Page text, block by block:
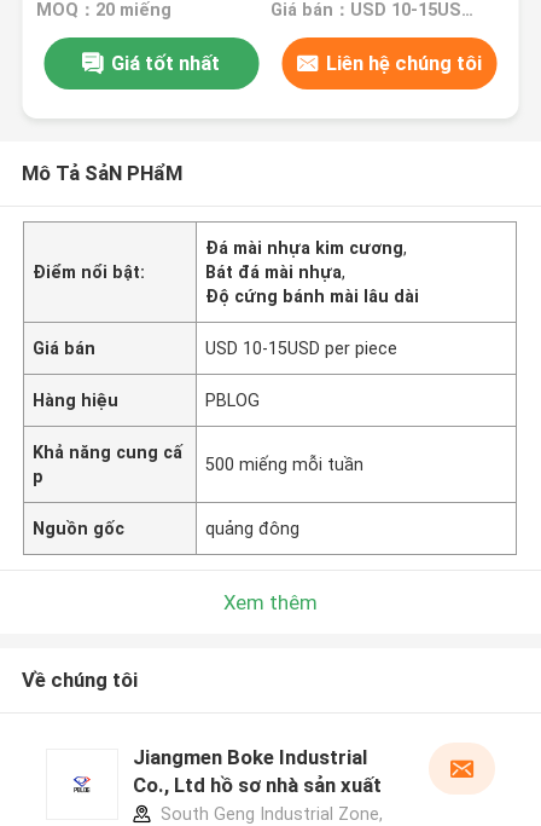
MOQ：20 miếng Giá bán：USD 10-15USD per piece
Giá tốt nhất Liên hệ chúng tôi
Mô Tả SảN PHẩM
Điểm nổi bật:
Đá mài nhựa kim cương,
Bát đá mài nhựa,
Độ cứng bánh mài lâu dài
Giá bán USD 10-15USD per piece
Hàng hiệu PBLOG
Khả năng cung cấ
p
500 miếng mỗi tuần
Nguồn gốc quảng đông
Xem thêm
Về chúng tôi
Jiangmen Boke Industrial
Co., Ltd hồ sơ nhà sản xuất
South Geng Industrial Zone,